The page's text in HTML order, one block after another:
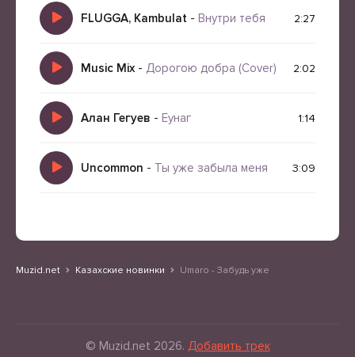
FLUGGA, Kambulat - Внутри тебя 2:27
Music Mix - Дорогою добра (Cover) 2:02
Алан Гегуев - Еунаг 1:14
Uncommon - Ты уже забыла меня 3:09
Muzid.net Казахские новинки Umaro - Забудь уже
© Muzid.net 2026. Добавить трек